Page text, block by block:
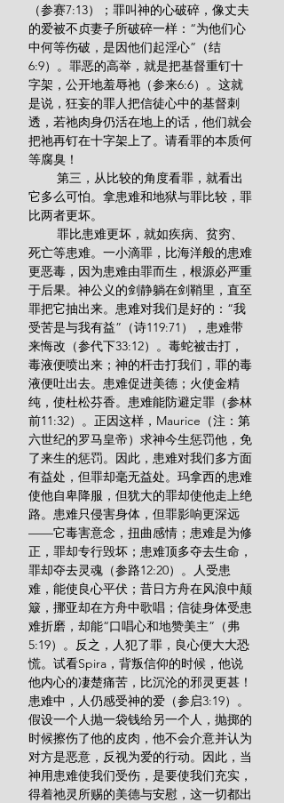
（参赛7:13）；罪叫神的心破碎，像丈夫
的爱被不贞妻子所破碎一样：“为他们心
中何等伤破，是因他们起淫心”（结
6:9）。罪恶的高举，就是把基督重钉十
字架，公开地羞辱祂（参来6:6）。这就
是说，狂妄的罪人把信徒心中的基督刺
透，若祂肉身仍活在地上的话，他们就会
把祂再钉在十字架上了。请看罪的本质何
等腐臭！
它多么可怕。拿患难和地狱与罪比较，罪
比两者更坏。
死亡等患难。一小滴罪，比海洋般的患难
更恶毒，因为患难由罪而生，根源必严重
于后果。神公义的剑静躺在剑鞘里，直至
罪把它抽出来。患难对我们是好的：“我
受苦是与我有益”（诗119:71），患难带
来悔改（参代下33:12）。毒蛇被击打，
毒液便喷出来；神的杆击打我们，罪的毒
液便吐出去。患难促进美德；火使金精
纯，使杜松芬香。患难能防避定罪（参林
前11:32）。正因这样，Maurice（注：第
六世纪的罗马皇帝）求神今生惩罚他，免
了来生的惩罚。因此，患难对我们多方面
有益处，但罪却毫无益处。玛拿西的患难
使他自卑降服，但犹大的罪却使他走上绝
路。患难只侵害身体，但罪影响更深远
——它毒害意念，扭曲感情；患难是为修
正，罪却专行毁坏；患难顶多夺去生命，
罪却夺去灵魂（参路12:20）。人受患
难，能使良心平伏；昔日方舟在风浪中颠
簸，挪亚却在方舟中歌唱；信徒身体受患
难折磨，却能“口唱心和地赞美主”（弗
5:19）。反之，人犯了罪，良心便大大恐
慌。试看Spira，背叛信仰的时候，他说
他内心的凄楚痛苦，比沉沦的邪灵更甚！
患难中，人仍感受神的爱（参启3:19）。
假设一个人抛一袋钱给另一个人，抛掷的
时候擦伤了他的皮肉，他不会介意并认为
对方是恶意，反视为爱的行动。因此，当
神用患难使我们受伤，是要使我们充实，
得着祂灵所赐的美德与安慰，这一切都出